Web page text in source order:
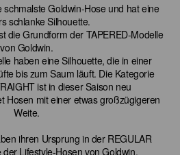
schmalste Goldwin-Hose und hat eine
schlanke Silhouette.
die Grundform der TAPERED-Modelle
von Goldwin.
haben eine Silhouette, die in einer
bis zum Saum läuft. Die Kategorie
ist in dieser Saison neu
Hosen mit einer etwas großzügigeren
Weite.
ihren Ursprung in der REGULAR
der Lifestyle-Hosen von Goldwin.